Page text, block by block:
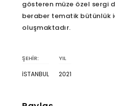
gösteren müze özel sergi
beraber tematik bütünlük
oluşmaktadır.
ŞEHİR:
İSTANBUL
YIL
2021